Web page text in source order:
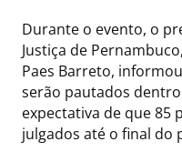
Durante o evento, o
Justiça de
Paes Barreto,
serão pautados
expectativa de que 85
julgados até o final do